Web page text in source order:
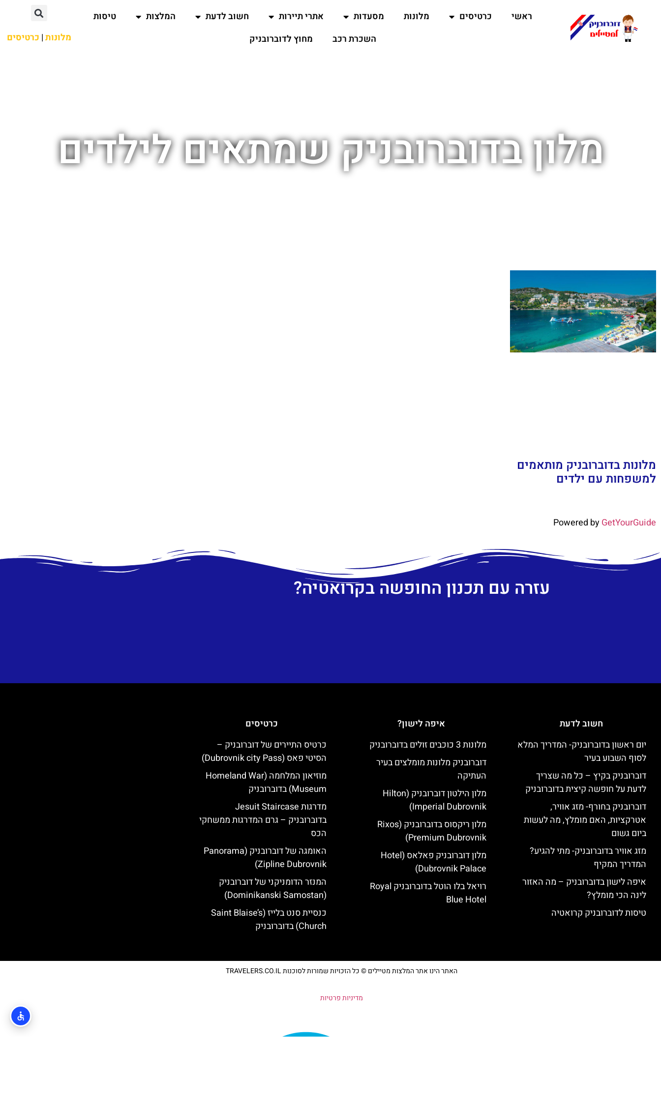
ראשי כרטיסים מלונות מסעדות אתרי תיירות חשוב לדעת המלצות
טיסות
השכרת רכב
מחוץ לדוברובניק מלונות| כרטיסים
מלון בדוברובניק שמתאים לילדים
מלונות בדוברובניק מותאמים
למשפחות עם ילדים
Powered byGetYourGuide
עזרה עם תכנון החופשה בקרואטיה?
חשוב לדעת
יום ראשון בדוברובניק- המדריך המלא
לסוף השבוע בעיר
דוברובניק בקיץ – כל מה שצריך
לדעת על חופשה קיצית בדוברובניק
דוברובניק בחורף- מזג אוויר,
אטרקציות, האם מומלץ, מה לעשות
ביום גשום
מזג אוויר בדוברובניק- מתי להגיע?
המדריך המקיף
איפה לישון בדוברובניק – מה האזור
לינה הכי מומלץ?
טיסות לדוברובניק קרואטיה
איפה לישון?
מלונות 3 כוכבים זולים בדוברובניק
דוברובניק מלונות מומלצים בעיר
העתיקה
מלון הילטון דוברובניק (Hilton
Imperial Dubrovnik)
מלון ריקסוס בדוברובניק (Rixos
Premium Dubrovnik)
מלון דוברובניק פאלאס (Hotel
Dubrovnik Palace)
רויאל בלו הוטל בדוברובניק Royal
Blue Hotel
כרטיסים
כרטיס התיירים של דוברובניק –
הסיטי פאס (Dubrovnik city Pass)
מוזיאון המלחמה (Homeland War
Museum) בדוברובניק
מדרגות Jesuit Staircase
בדוברובניק – גרם המדרגות ממשחקי
הכס
האומגה של דוברובניק (Panorama
Zipline Dubrovnik)
המנזר הדומניקני של דוברובניק
(Dominikanski Samostan)
כנסיית סנט בלייז (Saint Blaise’s
Church) בדוברובניק
האתר הינו אתר המלצות מטיילים © כל הזכויות שמורות לסוכנות TRAVELERS.CO.IL
מדיניות פרטיות